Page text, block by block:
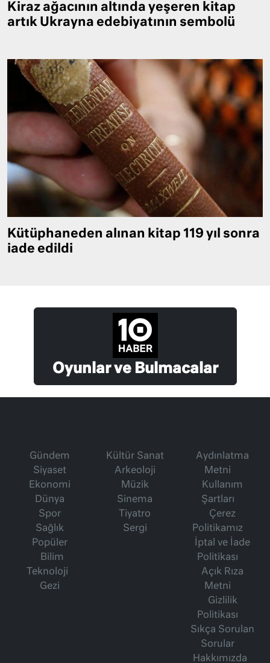
Kiraz ağacının altında yeşeren kitap
artık Ukrayna edebiyatının sembolü
Kütüphaneden alınan kitap 119 yıl sonra
iade edildi
Oyunlar ve Bulmacalar
Gündem
Siyaset
Ekonomi
Dünya
Spor
Sağlık
Popüler
Bilim
Teknoloji
Gezi
Kültür Sanat
Arkeoloji
Müzik
Sinema
Tiyatro
Sergi
Aydınlatma
Metni
Kullanım
Şartları
Çerez
Politikamız
İptal ve İade
Politikası
Açık Rıza
Metni
Gizlilik
Politikası
Sıkça Sorulan
Sorular
Hakkımızda